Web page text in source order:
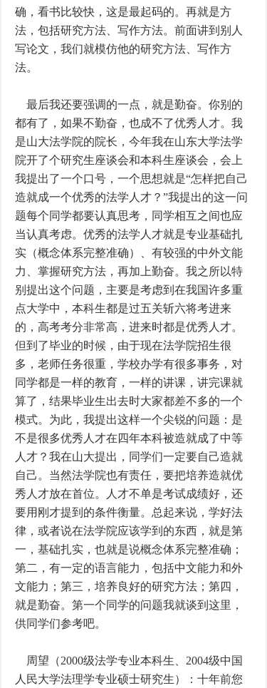
确，看书比较快，这是最起码的。再就是方
法，包括研究方法、写作方法。前面讲到别人
写论文，我们就模仿他的研究方法、写作方
法。
最后我还要强调的一点，就是勤奋。你别的
都有了，如果不勤奋，也成不了优秀人才。我
是山大法学院的院长，今年我在山东大学法学
院开了个研究生座谈会和本科生座谈会，会上
我提出了一个口号，一个思想就是“怎样把自己
造就成一个优秀的法学人才？”我提出的这一问
题每个同学都要认真思考，同学相互之间也应
当认真考虑。优秀的法学人才就是专业基础扎
实（概念体系完整准确）、有较强的中外文能
力、掌握研究方法，再加上勤奋。我之所以特
别提出这个问题，主要是考虑到在我国许多重
点大学中，本科生都是过五关斩六将考进来
的，高考考分非常高，进来时都是优秀人才。
但到了毕业的时候，由于现在法学院招生很
多，老师任务很重，学校办学有很多事务，对
同学都是一样的教育，一样的讲课，讲完课就
算了，结果毕业生出去时大家都差不多的一个
模式。为此，我提出这样一个尖锐的问题：是
不是很多优秀人才在四年本科被造就成了中等
人才？我在山大提出，同学们一定要自己造就
自己。当然法学院也有责任，要把培养造就优
秀人才放在首位。人才不单是考试成绩好，还
要用刚才提到的条件衡量。总起来说，学好法
律，或者说在法学院应该学到的东西，就是第
一，基础扎实，也就是说概念体系完整准确；
第二，有一定的语言能力，包括中文能力和外
文能力；第三，培养良好的研究方法；第四，
就是勤奋。第一个同学的问题我就谈到这里，
供同学们参考吧。
周望（2000级法学专业本科生、2004级中国
人民大学法理学专业硕士研究生）：十年前您